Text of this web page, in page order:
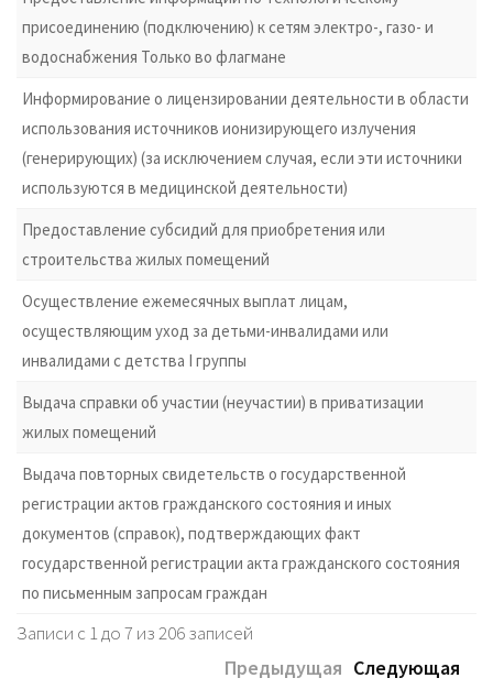
присоединению (подключению) к сетям электро-, газо- и
водоснабжения Только во флагмане
Информирование о лицензировании деятельности в области
использования источников ионизирующего излучения
(генерирующих) (за исключением случая, если эти источники
используются в медицинской деятельности)
Предоставление субсидий для приобретения или
строительства жилых помещений
Осуществление ежемесячных выплат лицам,
осуществляющим уход за детьми-инвалидами или
инвалидами с детства I группы
Выдача справки об участии (неучастии) в приватизации
жилых помещений
Выдача повторных свидетельств о государственной
регистрации актов гражданского состояния и иных
документов (справок), подтверждающих факт
государственной регистрации акта гражданского состояния
по письменным запросам граждан
Записи с 1 до 7 из 206 записей
Предыдущая Следующая